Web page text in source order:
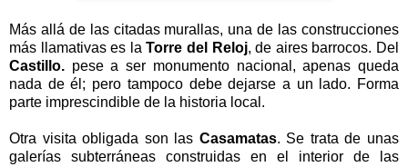
Más allá de las citadas murallas, una de las construcciones
más llamativas es laTorre del Reloj, de aires barrocos. Del
Castillo. pese a ser monumento nacional, apenas queda
nada de él; pero tampoco debe dejarse a un lado. Forma
parte imprescindible de la historia local.
Otra visita obligada son las Casamatas. Se trata de unas
galerías subterráneas construidas en el interior de las